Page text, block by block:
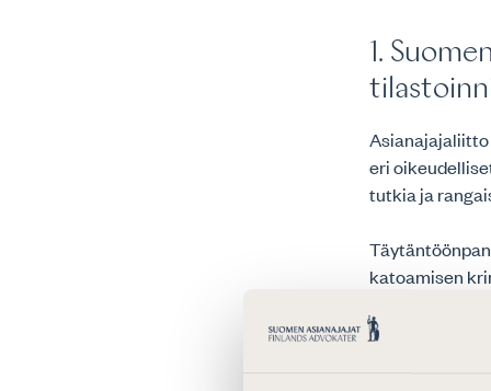
1.
eri
tutkia ja
katoamisen
ovat